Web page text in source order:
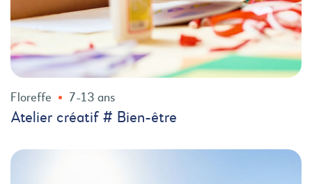
Floreffe 7-13 ans
Atelier créatif # Bien-être